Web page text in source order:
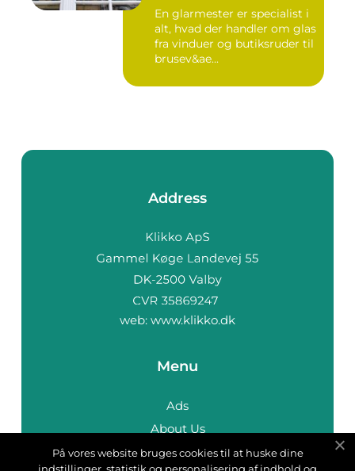
En glarmester er specialist i
alt, hvad der handler om glas
fra vinduer og butiksruder til
brusev&ae...
Address
web: www.klikko.dk
Menu
Ads
About Us
Cookies
På vores website bruges cookies til at huske dine